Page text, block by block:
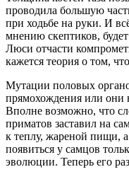
проводила большую
при ходьбе на руки. И
мнению скептиков,
Люси отчасти
кажется теория о том,
Мутации половых
прямохождения или они
Вполне возможно, что
приматов заставил на
к теплу, жареной пищи,
появиться у самцов
эволюции. Теперь его